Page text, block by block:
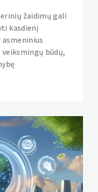
žaidimų gali
kasdienį
būdų,